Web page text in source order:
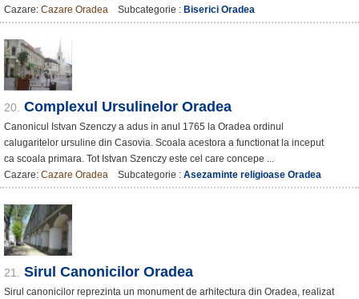
Cazare: Cazare Oradea Subcategorie : Biserici Oradea
20. Complexul Ursulinelor Oradea
Canonicul Istvan Szenczy a adus in anul 1765 la Oradea ordinul
calugaritelor ursuline din Casovia. Scoala acestora a functionat la inceput
ca scoala primara. Tot Istvan Szenczy este cel care concepe ...
Cazare: Cazare Oradea Subcategorie : Asezaminte religioase Oradea
21. Sirul Canonicilor Oradea
Sirul canonicilor reprezinta un monument de arhitectura din Oradea, realizat